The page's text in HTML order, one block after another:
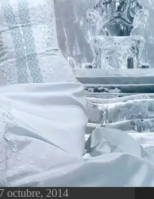
octubre, 2014